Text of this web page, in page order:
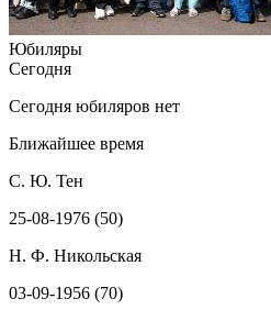
Юбиляры
Сегодня
Сегодня юбиляров нет
Ближайшее время
С. Ю. Тен
25-08-1976 (50)
Н. Ф. Никольская
03-09-1956 (70)